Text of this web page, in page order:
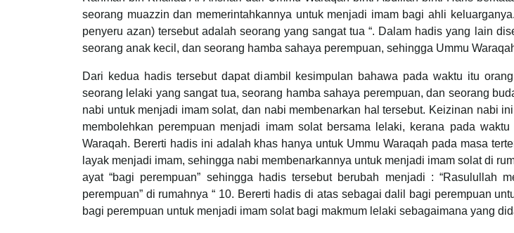
seorang muazzin dan memerintahkannya untuk menjadi imam bagi ahli
penyeru azan) tersebut adalah seorang yang sangat tua “. Dalam hadis yang lain
seorang anak kecil, dan seorang hamba sahaya perempuan, sehingga Ummu
Dari kedua hadis tersebut dapat diambil kesimpulan bahawa pada waktu itu
seorang lelaki yang sangat tua, seorang hamba sahaya perempuan, dan seorang
nabi untuk menjadi imam solat, dan nabi membenarkan hal tersebut. Keizinan nabi
membolehkan perempuan menjadi imam solat bersama lelaki, kerana pada
Waraqah. Bererti hadis ini adalah khas hanya untuk Ummu Waraqah pada masa
layak menjadi imam, sehingga nabi membenarkannya untuk menjadi imam solat di
ayat “bagi perempuan” sehingga hadis tersebut berubah menjadi : “Rasulullah
perempuan” di rumahnya “ 10. Bererti hadis di atas sebagai dalil bagi perempuan
bagi perempuan untuk menjadi imam solat bagi makmum lelaki sebagaimana yang